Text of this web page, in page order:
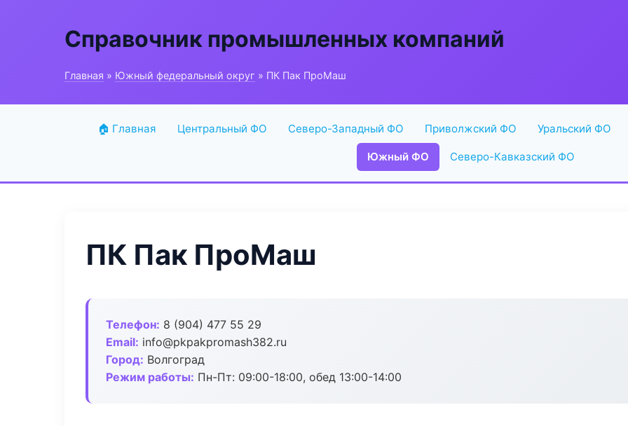
Справочник промышленных компаний
Главная » Южный федеральный округ » ПК Пак ПроМаш
🏠 Главная Центральный ФО Северо-Западный ФО Приволжский ФО Уральский ФО
Южный ФО Северо-Кавказский ФО
ПК Пак ПроМаш
Телефон: 8 (904) 477 55 29
Email: info@pkpakpromash382.ru
Город: Волгоград
Режим работы: Пн-Пт: 09:00-18:00, обед 13:00-14:00